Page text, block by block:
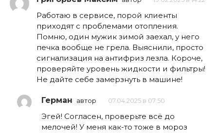
Работаю в сервисе, порой клиенты
приходят с проблемами отопления.
Помню, один мужик зимой заехал, у него
печка вообще не грела. Выяснили, просто
сигнализация на антифриз лезла. Короче,
проверяйте уровень жидкости и фильтры!
Не дайте себе замерзнуть в машине!
Герман автор 07.04.2025 в 07:50
Эгей! Согласен, проверьте всё до
мелочей! У меня как-то тоже в мороз